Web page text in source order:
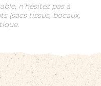
n’hésitez pas à
(sacs tissus, bocaux,